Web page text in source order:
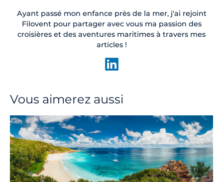
Ayant passé mon enfance près de la mer, j'ai rejoint
Filovent pour partager avec vous ma passion des
croisières et des aventures maritimes à travers mes
articles !
Vous aimerez aussi